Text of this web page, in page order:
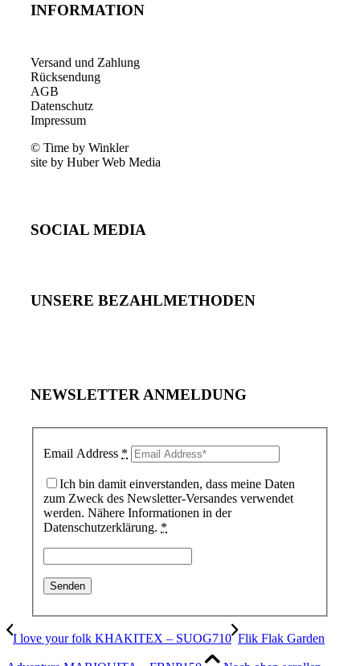
INFORMATION
Versand und Zahlung
Rücksendung
AGB
Datenschutz
Impressum
© Time by Winkler
site by Huber Web Media
SOCIAL MEDIA
UNSERE BEZAHLMETHODEN
NEWSLETTER ANMELDUNG
Email Address *
Ich bin damit einverstanden, dass meine Daten
zum Zweck des Newsletter-Versandes verwendet
werden. Nähere Informationen in der
Datenschutzerklärung. *
I love your folk KHAKITEX – SUOG710 Flik Flak Garden